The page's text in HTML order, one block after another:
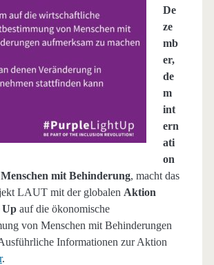
De
ze
mb
er,
de
m
int
ern
ati
on
mit Behinderung, macht das
LAUT mit der globalen Aktion
Up auf die ökonomische
von Menschen mit Behinderungen
Informationen zur Aktion
.